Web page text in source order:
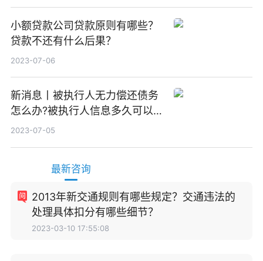
小额贷款公司贷款原则有哪些？
贷款不还有什么后果？
2023-07-06
新消息丨被执行人无力偿还债务
怎么办?被执行人信息多久可以
消除?
2023-07-05
最新咨询
2013年新交通规则有哪些规定？交通违法的
处理具体扣分有哪些细节？
2023-03-10 17:55:08